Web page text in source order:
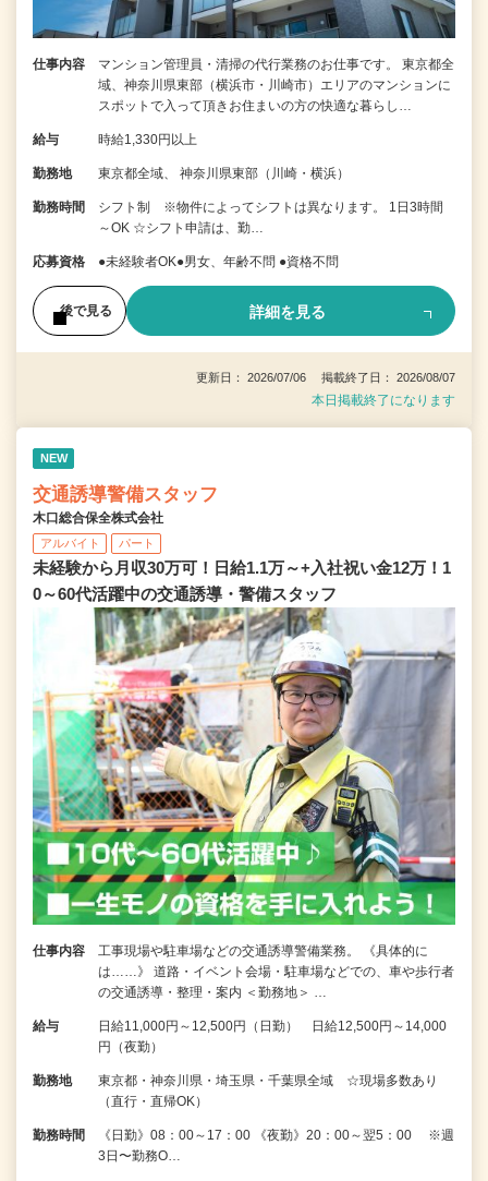
仕事内容
マンション管理員・清掃の代行業務のお仕事です。 東京都全
域、神奈川県東部（横浜市・川崎市）エリアのマンションに
スポットで入って頂きお住まいの方の快適な暮らし…
給与 時給1,330円以上
勤務地 東京都全域、 神奈川県東部（川崎・横浜）
勤務時間
シフト制 ※物件によってシフトは異なります。 1日3時間
～OK ☆シフト申請は、勤…
応募資格 ●未経験者OK●男女、年齢不問 ●資格不問
後で見る 詳細を見る
更新日： 2026/07/06 掲載終了日： 2026/08/07
本日掲載終了になります
NEW
交通誘導警備スタッフ
木口総合保全株式会社
アルバイト パート
未経験から月収30万可！日給1.1万～+入社祝い金12万！1
0～60代活躍中の交通誘導・警備スタッフ
仕事内容
工事現場や駐車場などの交通誘導警備業務。 《具体的に
は……》 道路・イベント会場・駐車場などでの、車や歩行者
の交通誘導・整理・案内 ＜勤務地＞ …
給与
日給11,000円～12,500円（日勤） 日給12,500円～14,000
円（夜勤）
勤務地
東京都・神奈川県・埼玉県・千葉県全域 ☆現場多数あり
（直行・直帰OK）
勤務時間
《日勤》08：00～17：00 《夜勤》20：00～翌5：00 ※週
3日〜勤務O…